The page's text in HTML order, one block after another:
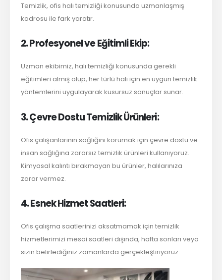
Temizlik, ofis halı temizliği konusunda uzmanlaşmış
kadrosu ile fark yaratır.
2. Profesyonel ve Eğitimli Ekip:
Uzman ekibimiz, halı temizliği konusunda gerekli
eğitimleri almış olup, her türlü halı için en uygun temizlik
yöntemlerini uygulayarak kusursuz sonuçlar sunar.
3. Çevre Dostu Temizlik Ürünleri:
Ofis çalışanlarının sağlığını korumak için çevre dostu ve
insan sağlığına zararsız temizlik ürünleri kullanıyoruz.
Kimyasal kalıntı bırakmayan bu ürünler, halılarınıza
zarar vermez.
4. Esnek Hizmet Saatleri:
Ofis çalışma saatlerinizi aksatmamak için temizlik
hizmetlerimizi mesai saatleri dışında, hafta sonları veya
sizin belirlediğiniz zamanlarda gerçekleştiriyoruz.